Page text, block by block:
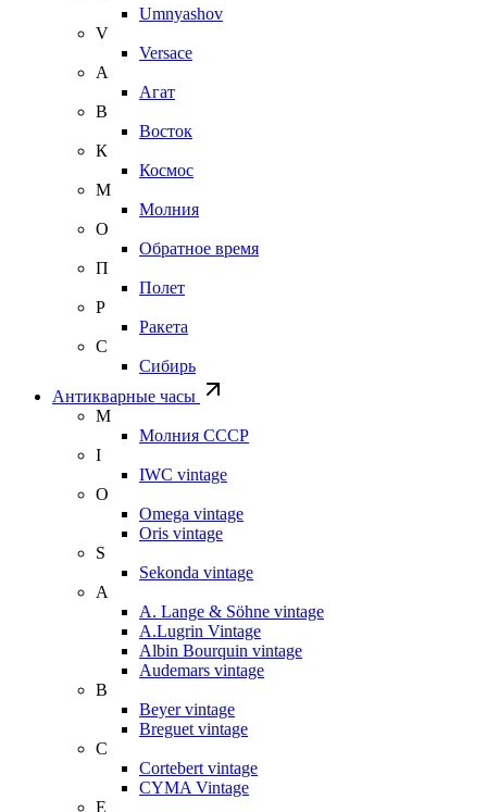
Umnyashov
V
Versace
А
Агат
В
Восток
К
Космос
М
Молния
О
Обратное время
П
Полет
Р
Ракета
С
Сибирь
Антикварные часы
М
Молния СССР
I
IWC vintage
O
Omega vintage
Oris vintage
S
Sekonda vintage
A
A. Lange & Söhne vintage
A.Lugrin Vintage
Albin Bourquin vintage
Audemars vintage
B
Beyer vintage
Breguet vintage
C
Cortebert vintage
CYMA Vintage
E